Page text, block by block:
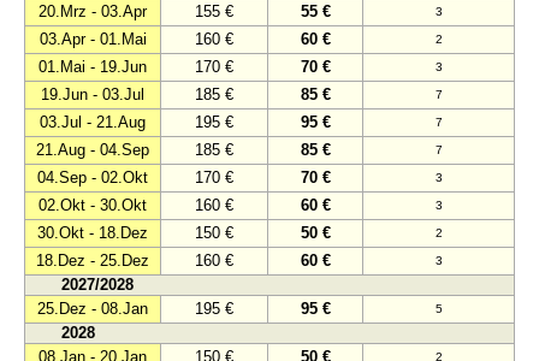
20.Mrz - 03.Apr 155 € 55 € 3
03.Apr - 01.Mai 160 € 60 € 2
01.Mai - 19.Jun 170 € 70 € 3
19.Jun - 03.Jul 185 € 85 € 7
03.Jul - 21.Aug 195 € 95 € 7
21.Aug - 04.Sep 185 € 85 € 7
04.Sep - 02.Okt 170 € 70 € 3
02.Okt - 30.Okt 160 € 60 € 3
30.Okt - 18.Dez 150 € 50 € 2
18.Dez - 25.Dez 160 € 60 € 3
2027/2028
25.Dez - 08.Jan
195 € 95 € 5
2028
08.Jan - 20.Jan
150 € 50 € 2